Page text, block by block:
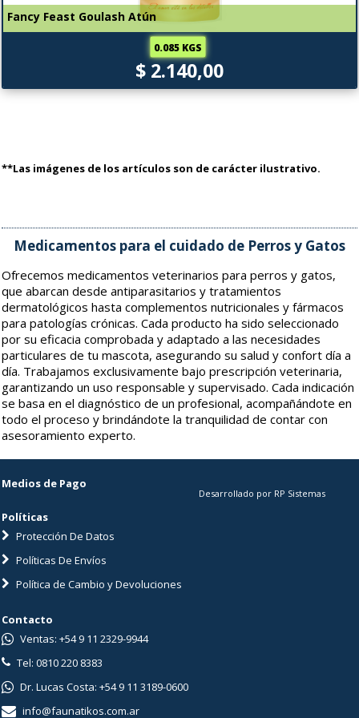
Fancy Feast Goulash Atún
0.085 KGS
$ 2.140,00
**Las imágenes de los artículos son de carácter ilustrativo.
Medicamentos para el cuidado de Perros y Gatos
Ofrecemos medicamentos veterinarios para perros y gatos,
que abarcan desde antiparasitarios y tratamientos
dermatológicos hasta complementos nutricionales y fármacos
para patologías crónicas. Cada producto ha sido seleccionado
por su eficacia comprobada y adaptado a las necesidades
particulares de tu mascota, asegurando su salud y confort día a
día. Trabajamos exclusivamente bajo prescripción veterinaria,
garantizando un uso responsable y supervisado. Cada indicación
se basa en el diagnóstico de un profesional, acompañándote en
todo el proceso y brindándote la tranquilidad de contar con
asesoramiento experto.
Medios de Pago
Políticas
Protección De Datos
Políticas De Envíos
Política de Cambio y Devoluciones
Desarrollado por RP Sistemas
Contacto
Ventas: +54 9 11 2329-9944
Tel: 0810 220 8383
Dr. Lucas Costa: +54 9 11 3189-0600
info@faunatikos.com.ar